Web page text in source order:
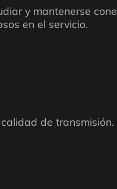
y mantenerse
en el servicio.
de transmisión.